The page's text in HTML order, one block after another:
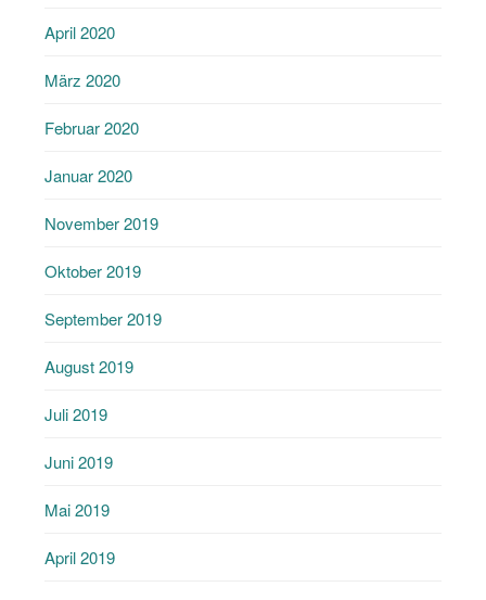
April 2020
März 2020
Februar 2020
Januar 2020
November 2019
Oktober 2019
September 2019
August 2019
Juli 2019
Juni 2019
Mai 2019
April 2019